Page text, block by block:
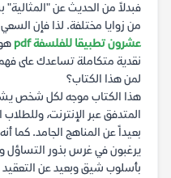
فبدلاً من الحديث عن
من زوايا مختلفة. لذا فإن
عشرون تطبيقا للفلسفة pdf
نقدية متكاملة تساعدك على
لمن هذا الكتاب؟
هذا الكتاب موجه لكل شخص
المتدفق عبر الإنترنت، وللطلاب
بعيداً عن المناهج الجامد. كما
يرغبون في غرس بذور التساؤل
بأسلوب شيق وبعيد عن التعقيد